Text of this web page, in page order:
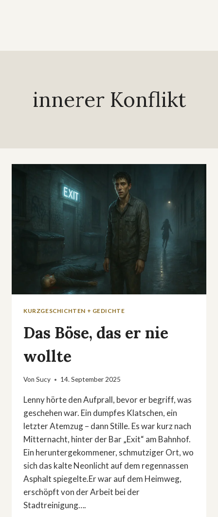
innerer Konflikt
KURZGESCHICHTEN + GEDICHTE
Das Böse, das er nie
wollte
Von Sucy 14. September 2025
Lenny hörte den Aufprall, bevor er begriff, was
geschehen war. Ein dumpfes Klatschen, ein
letzter Atemzug – dann Stille. Es war kurz nach
Mitternacht, hinter der Bar „Exit“ am Bahnhof.
Ein heruntergekommener, schmutziger Ort, wo
sich das kalte Neonlicht auf dem regennassen
Asphalt spiegelte.Er war auf dem Heimweg,
erschöpft von der Arbeit bei der
Stadtreinigung….